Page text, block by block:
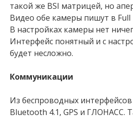
такой же BSI матрицей, но
Видео обе камеры пишут в Full
В настройках камеры нет
Интерфейс понятный и с
будет несложно.
Коммуникации
Из беспроводных интерфейсов
Bluetooth 4.1, GPS и ГЛОНАСС.